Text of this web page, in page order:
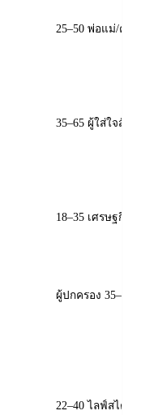
25–50 พ่อแม่/คร
35–65 ผู้ใส่ใจสังค
18–35 เศรษฐกิจ
ผู้ปกครอง 35–55
22–40 ไลฟ์สไตล์